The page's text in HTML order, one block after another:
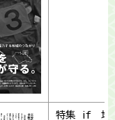
特集 if 地